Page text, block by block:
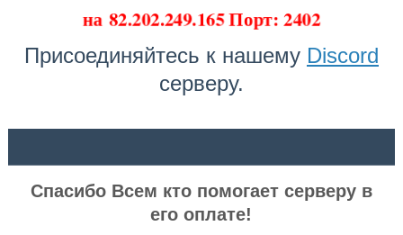
на82.202.249.165 Порт: 2402
Присоединяйтесь к нашему Discord
серверу.
Спасибо Всем кто помогает серверу в
его оплате!